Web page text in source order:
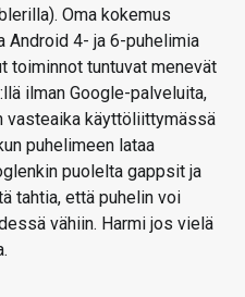
Oma kokemus
Android 4- ja 6-puhelimia
toiminnot tuntuvat menevät
ilman Google-palveluita,
vasteaika käyttöliittymässä
puhelimeen lataa
puolelta gappsit ja
tahtia, että puhelin voi
vähiin. Harmi jos vielä